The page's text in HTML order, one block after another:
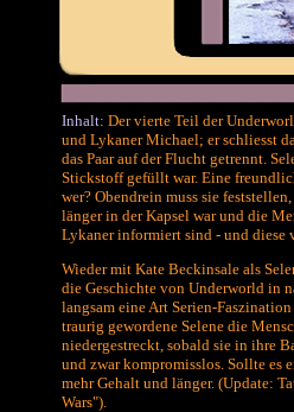
Inhalt: Der vierte Teil der
und Lykaner Michael; er schliesst
das Paar auf der Flucht getrennt.
Stickstoff gefüllt war. Eine
wer? Obendrein muss sie
länger in der Kapsel war und die
Lykaner informiert sind - und diese
Wieder mit Kate Beckinsale als
die Geschichte von Underworld in
langsam eine Art Serien-
traurig gewordene Selene die
niedergestreckt, sobald sie in ihre
und zwar kompromisslos. Sollte es
mehr Gehalt und länger. (Update:
Wars").